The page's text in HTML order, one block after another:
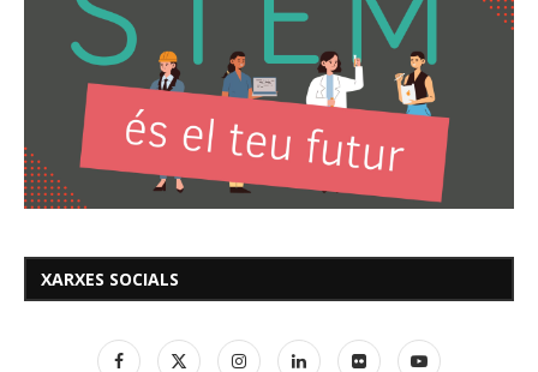
XARXES SOCIALS